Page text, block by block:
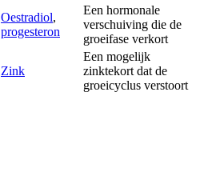
Oestradiol,
progesteron
Een hormonale
verschuiving die de
groeifase verkort
Zink
Een mogelijk
zinktekort dat de
groeicyclus verstoort